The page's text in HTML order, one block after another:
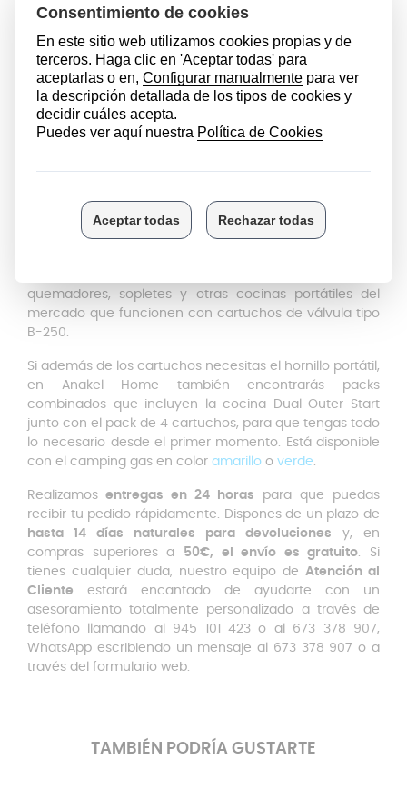
isobutano, lo que garantiza un buen rendimiento en
exteriores. No obstante, al tratarse de gas inflamable, es
importante manipularlos con precaución y
mantenerlos siempre fuera del alcance de los niños.
Desde Anakel Home te recomendamos almacenarlos
Son compatibles con cocinas portátiles como la Dual
Outer Start deElma, tanto en suversión verde
quemadores, sopletes y otras cocinas portátiles del
mercado que funcionen con cartuchos de válvula tipo
B-250.
Si además de los cartuchos necesitas el hornillo portátil,
en Anakel Home también encontrarás packs
combinados que incluyen la cocina Dual Outer Start
junto con el pack de 4 cartuchos, para que tengas todo
lo necesario desde el primer momento. Está disponible
con el camping gas en color amarillo o verde.
Realizamos entregas en 24 horas para que puedas
recibir tu pedido rápidamente. Dispones de un plazo de
hasta 14 días naturales para devoluciones y, en
compras superiores a 50€, el envío es gratuito. Si
tienes cualquier duda, nuestro equipo deAtención al
Cliente estará encantado de ayudarte con un
asesoramiento totalmente personalizado a través de
teléfono llamando al 945 101 423 o al 673 378 907,
WhatsApp escribiendo un mensaje al 673 378 907 o a
través del formulario web.
TAMBIÉN PODRÍA GUSTARTE